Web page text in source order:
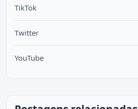
TikTok
Twitter
YouTube